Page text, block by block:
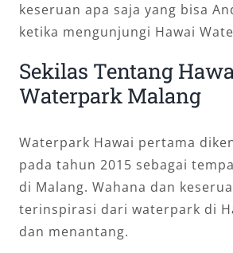
keseruan apa saja yang bisa
ketika mengunjungi Hawai
Sekilas Tentang
Waterpark Malang
Waterpark Hawai pertama
pada tahun 2015 sebagai
di Malang. Wahana dan
terinspirasi dari waterpark di
dan menantang.